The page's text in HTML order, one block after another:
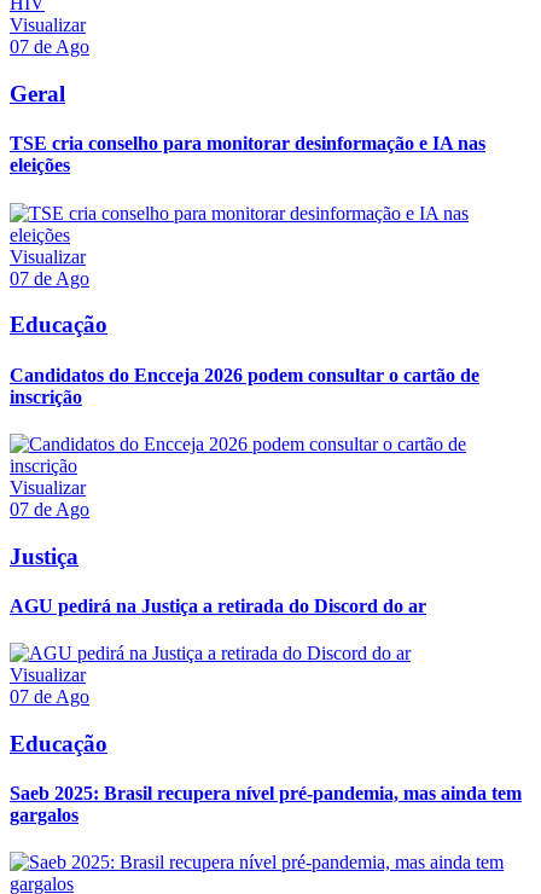
Visualizar
07 de Ago
Geral
TSE cria conselho para monitorar desinformação e IA nas
eleições
Visualizar
07 de Ago
Educação
Candidatos do Encceja 2026 podem consultar o cartão de
inscrição
Visualizar
07 de Ago
Justiça
AGU pedirá na Justiça a retirada do Discord do ar
Visualizar
07 de Ago
Educação
Saeb 2025: Brasil recupera nível pré-pandemia, mas ainda tem
gargalos